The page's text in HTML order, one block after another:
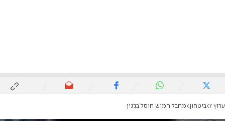
ערוץ 7 ביטחון מחבל חמוש חוסל בג'נין